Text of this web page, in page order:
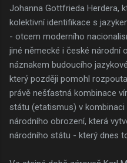
Johanna Gottfrieda Herdera,
kolektivní identifikace s
- otcem moderního
jiné německé i české národní
náznakem budoucího
který později pomohl
právě nešťastná kombinace
státu (etatismus) v
národního obrození, která
národního státu - který dnes